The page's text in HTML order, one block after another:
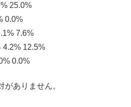
25.0%
0.0%
7.6%
4.2% 12.5%
0.0%
がありません。